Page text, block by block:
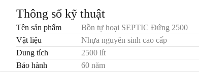
Thông số kỹ thuật
Tên sản phẩm
Bồn tự hoại SEPTIC Đứng 2500
Vật liệu
Nhựa nguyên sinh cao cấp
Dung tích
2500 lít
Bảo hành
60 năm